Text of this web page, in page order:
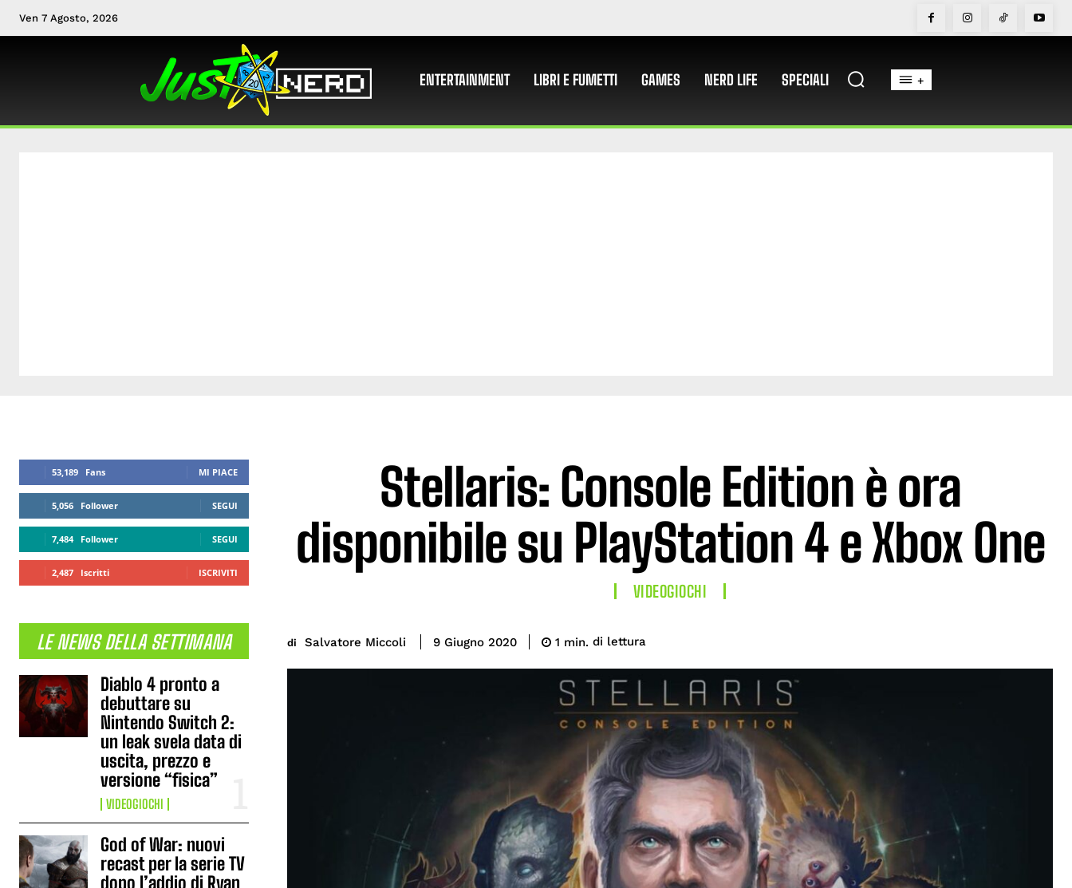
Ven 7 Agosto, 2026
ENTERTAINMENT LIBRI E FUMETTI GAMES NERD LIFE SPECIALI +
53,189 Fans MI PIACE
5,056 Follower SEGUI
7,484 Follower SEGUI
2,487 Iscritti ISCRIVITI
LE NEWS DELLA SETTIMANA
Diablo 4 pronto a
debuttare su
Nintendo Switch 2:
un leak svela data di
uscita, prezzo e
versione “fisica”
VIDEOGIOCHI
God of War: nuovi
recast per la serie TV
dopo l’addio di Ryan
Stellaris: Console Edition è ora
disponibile su PlayStation 4 e Xbox One
VIDEOGIOCHI
di Salvatore Miccoli 9 Giugno 2020 1 min. di lettura